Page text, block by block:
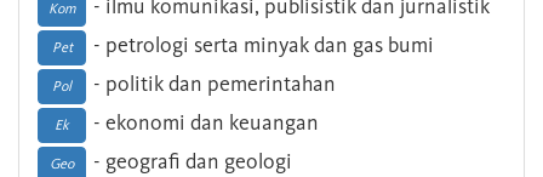
Kom - ilmu komunikasi, publisistik dan jurnalistik
Pet - petrologi serta minyak dan gas bumi
Pol - politik dan pemerintahan
Ek - ekonomi dan keuangan
Geo - geografi dan geologi